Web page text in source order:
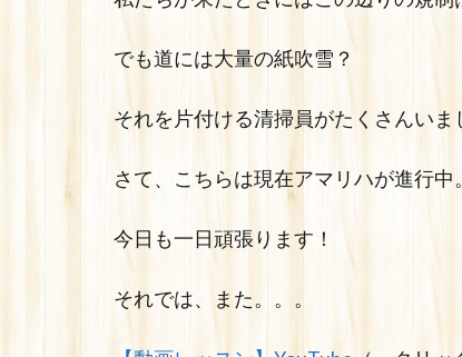
でも道には大量の紙吹雪？
それを片付ける清掃員がたくさんいま
さて、こちらは現在アマリハが進行中。
今日も一日頑張ります！
それでは、また。。。